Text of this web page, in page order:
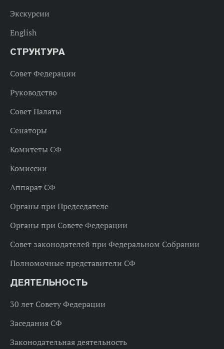
Экскурсии
English
СТРУКТУРА
Совет Федерации
Руководство
Совет Палаты
Сенаторы
Комитеты СФ
Комиссии
Аппарат СФ
Органы при Председателе
Органы при Совете Федерации
Совет законодателей при Федеральном Собрании
Полномочные представители СФ
ДЕЯТЕЛЬНОСТЬ
30 лет Совету Федерации
Заседания СФ
Законодательная деятельность